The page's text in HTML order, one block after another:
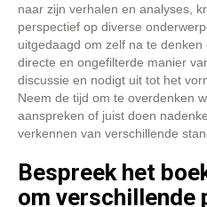
naar zijn verhalen en analyses,
perspectief op diverse
uitgedaagd om zelf na te
directe en ongefilterde manier
discussie en nodigt uit tot het
Neem de tijd om te overdenken
aanspreken of juist doen
verkennen van verschillende
Bespreek het
om verschillende